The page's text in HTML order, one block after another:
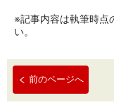
※記事内容は執筆時点
い。
前のページへ